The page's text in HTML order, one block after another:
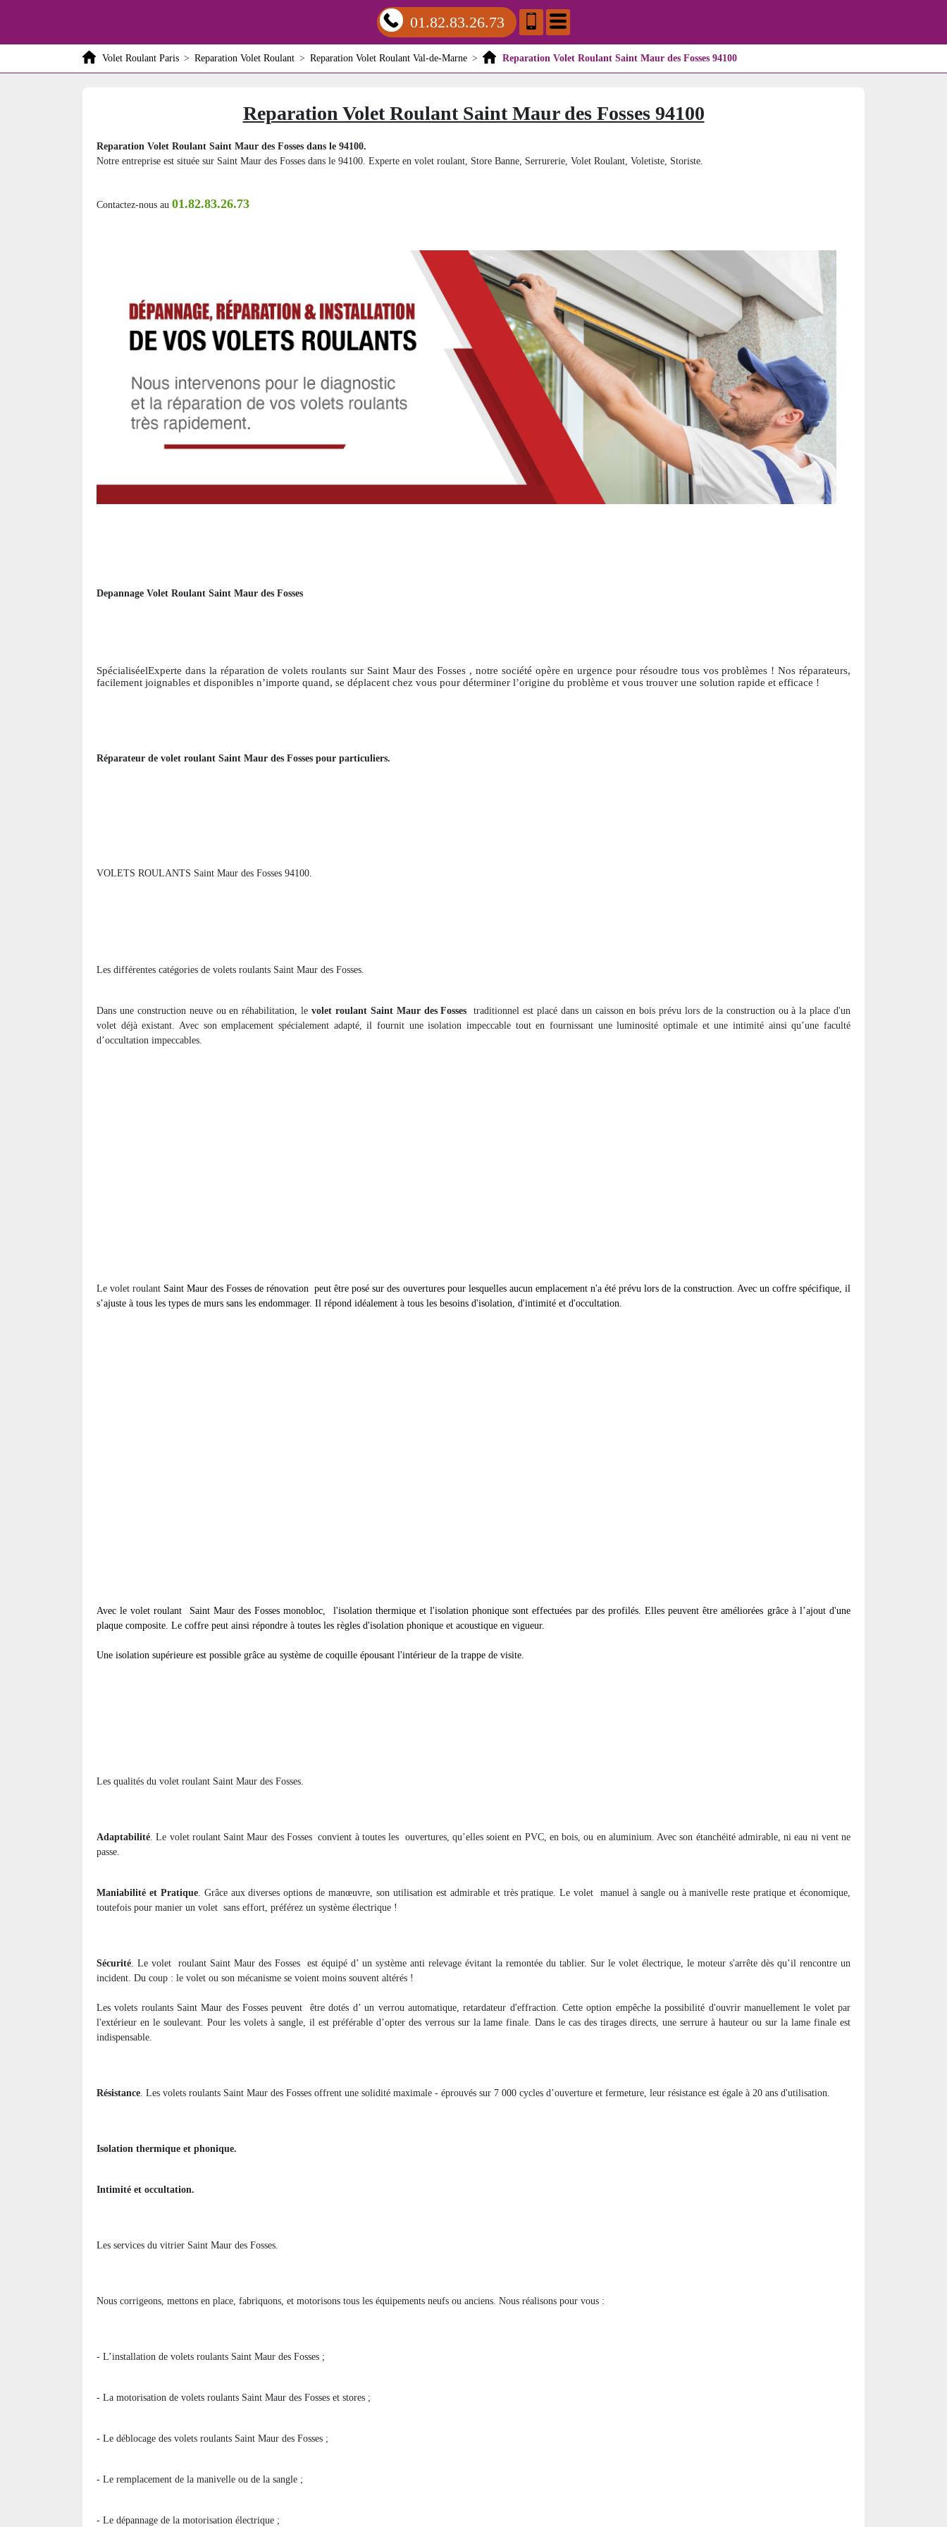
01.82.83.26.73
Volet Roulant Paris > Reparation Volet Roulant > Reparation Volet Roulant Val-de-Marne > Reparation Volet Roulant Saint Maur des Fosses 94100
Reparation Volet Roulant Saint Maur des Fosses 94100
Reparation Volet Roulant Saint Maur des Fosses dans le 94100.
Notre entreprise est située sur Saint Maur des Fosses dans le 94100. Experte en volet roulant, Store Banne, Serrurerie, Volet Roulant, Voletiste, Storiste.
Contactez-nous au 01.82.83.26.73
Depannage Volet Roulant Saint Maur des Fosses
SpécialiséelExperte dans la réparation de volets roulants sur Saint Maur des Fosses , notre société opère en urgence pour résoudre tous vos problèmes ! Nos réparateurs,
facilement joignables et disponibles n’importe quand, se déplacent chez vous pour déterminer l’origine du problème et vous trouver une solution rapide et efficace !
Réparateur de volet roulant Saint Maur des Fosses pour particuliers.
VOLETS ROULANTS Saint Maur des Fosses 94100.
Les différentes catégories de volets roulants Saint Maur des Fosses.
Dans une construction neuve ou en réhabilitation, le volet roulant Saint Maur des Fosses
traditionnel est placé dans un caisson en bois prévu lors de la construction ou à la place d'un
volet déjà existant. Avec son emplacement spécialement adapté, il fournit une isolation impeccable tout en fournissant une luminosité optimale et une intimité ainsi qu’une faculté
d’occultation impeccables.
Le volet roulant Saint Maur des Fosses de rénovation peut être posé sur des ouvertures pour lesquelles aucun emplacement n'a été prévu lors de la construction. Avec un coffre spécifique, il
s’ajuste à tous les types de murs sans les endommager. Il répond idéalement à tous les besoins d'isolation, d'intimité et d'occultation.
Avec le volet roulant
Saint Maur des Fosses monobloc, l'isolation thermique et l'isolation phonique sont effectuées par des profilés. Elles peuvent être améliorées grâce à l’ajout d'une
plaque composite. Le coffre peut ainsi répondre à toutes les règles d'isolation phonique et acoustique en vigueur.
Une isolation supérieure est possible grâce au système de coquille épousant l'intérieur de la trappe de visite.
Les qualités du volet roulant Saint Maur des Fosses.
Adaptabilité. Le volet roulant Saint Maur des Fosses convient à toutes les ouvertures, qu’elles soient en PVC, en bois, ou en aluminium. Avec son étanchéité admirable, ni eau ni vent ne
passe.
Maniabilité et Pratique. Grâce aux diverses options de manœuvre, son utilisation est admirable et très pratique. Le volet
manuel à sangle ou à manivelle reste pratique et économique,
toutefois pour manier un volet sans effort, préférez un système électrique !
Sécurité. Le volet roulant Saint Maur des Fosses
est équipé d’ un système anti relevage évitant la remontée du tablier. Sur le volet électrique, le moteur s'arrête dès qu’il rencontre un
incident. Du coup : le volet ou son mécanisme se voient moins souvent altérés !
Les volets roulants Saint Maur des Fosses peuvent
être dotés d’ un verrou automatique, retardateur d'effraction. Cette option empêche la possibilité d'ouvrir manuellement le volet par
l'extérieur en le soulevant. Pour les volets à sangle, il est préférable d’opter des verrous sur la lame finale. Dans le cas des tirages directs, une serrure à hauteur ou sur la lame finale est
indispensable.
Résistance. Les volets roulants Saint Maur des Fosses offrent une solidité maximale - éprouvés sur 7 000 cycles d’ouverture et fermeture, leur résistance est égale à 20 ans d'utilisation.
Isolation thermique et phonique.
Intimité et occultation.
Les services du vitrier Saint Maur des Fosses.
Nous corrigeons, mettons en place, fabriquons, et motorisons tous les équipements neufs ou anciens. Nous réalisons pour vous :
- L’installation de volets roulants Saint Maur des Fosses ;
- La motorisation de volets roulants Saint Maur des Fosses et stores ;
- Le déblocage des volets roulants Saint Maur des Fosses ;
- Le remplacement de la manivelle ou de la sangle ;
- Le dépannage de la motorisation électrique ;